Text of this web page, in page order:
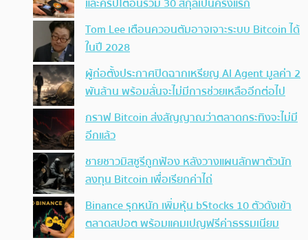
Tom Lee เตือนควอนตัมอาจเจาะระบบ Bitcoin ได้
ในปี 2028
ผู้ก่อตั้งประกาศปิดฉากเหรียญ AI Agent มูลค่า 2
พันล้าน พร้อมลั่นจะไม่มีการช่วยเหลืออีกต่อไป
กราฟ Bitcoin ส่งสัญญาณว่าตลาดกระทิงจะไม่มี
อีกแล้ว
ชายชาวมิสซูรีถูกฟ้อง หลังวางแผนลักพาตัวนัก
ลงทุน Bitcoin เพื่อเรียกค่าไถ่
Binance รุกหนัก เพิ่มหุ้น bStocks 10 ตัวดังเข้า
ตลาดสปอต พร้อมแคมเปญฟรีค่าธรรมเนียม